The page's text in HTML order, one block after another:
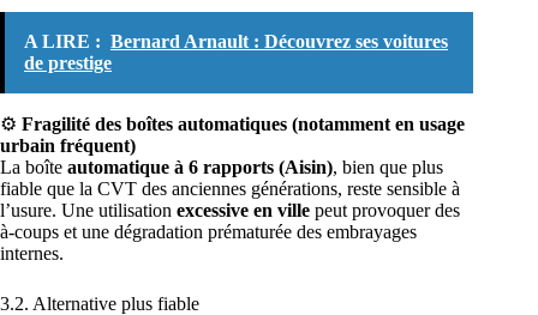
A LIRE : Bernard Arnault : Découvrez ses voitures
de prestige
⚙️ Fragilité des boîtes automatiques (notamment en usage
urbain fréquent)
La boîte automatique à 6 rapports (Aisin), bien que plus
fiable que la CVT des anciennes générations, reste sensible à
l’usure. Une utilisation excessive en ville peut provoquer des
à-coups et une dégradation prématurée des embrayages
internes.
3.2. Alternative plus fiable